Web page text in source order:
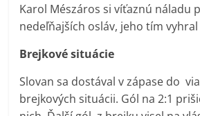
Karol Mészáros si víťaznú náladu
nedeľňajších osláv, jeho tím vyhral
Brejkové situácie
Slovan sa dostával v zápase do
brejkových situácii. Gól na 2:1